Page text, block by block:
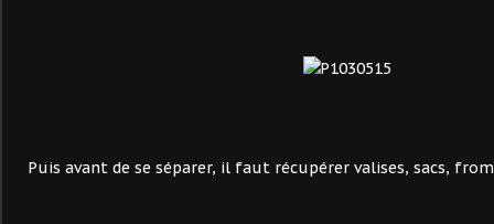
Puis avant de se séparer, il faut récupérer valises, sacs,